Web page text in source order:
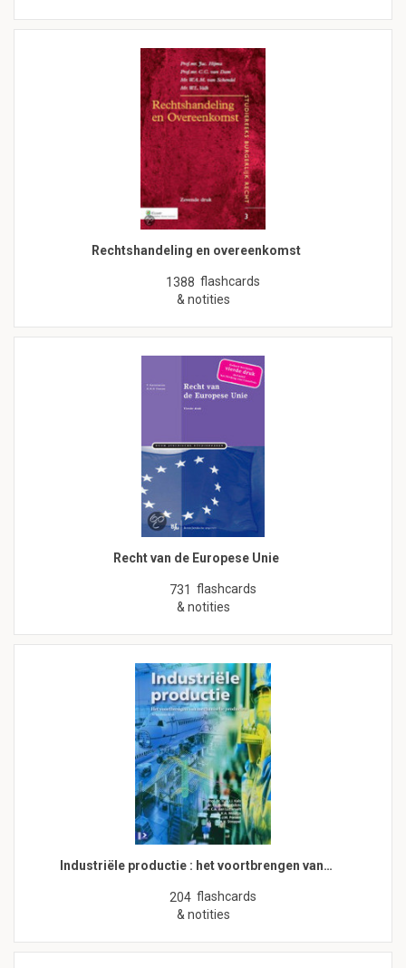
Rechtshandeling en overeenkomst
1388 flashcards
& notities
Recht van de Europese Unie
731 flashcards
& notities
Industriële productie : het voortbrengen van…
204 flashcards
& notities